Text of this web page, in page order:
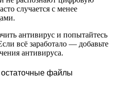
случается с менее
антивирус и попытайтесь
всё заработало — добавьте
антивируса.
файлы